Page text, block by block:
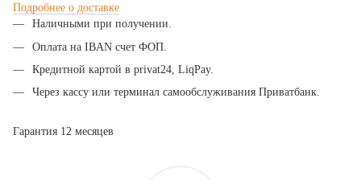
Подробнее о доставке
Наличными при получении.
Оплата на IBAN счет ФОП.
Кредитной картой в privat24, LiqPay.
Через кассу или терминал самообслуживания Приватбанк.
Гарантия 12 месяцев